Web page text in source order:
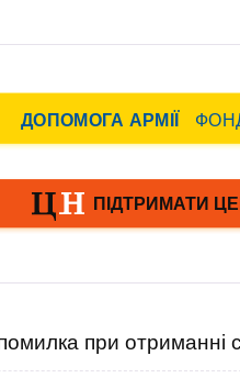
при отриманні